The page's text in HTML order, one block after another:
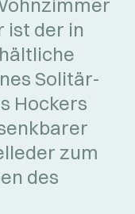
ist der in
Solitär-
Hockers
zum
des